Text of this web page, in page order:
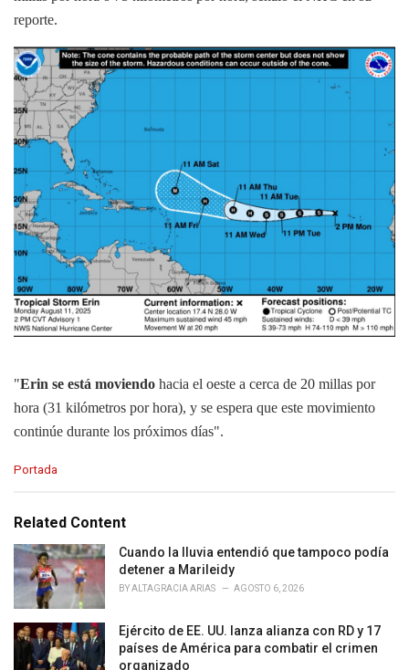
reporte.
"Erin se está moviendo hacia el oeste a cerca de 20 millas por
hora (31 kilómetros por hora), y se espera que este movimiento
continúe durante los próximos días".
C
e
o
r
i
Portada
Related Content
Cuando la lluvia entendió que tampoco podía
detener a Marileidy
BYALTAGRACIA ARIAS AGOSTO 6, 2026
Ejército de EE. UU. lanza alianza con RD y 17
países de América para combatir el crimen
organizado